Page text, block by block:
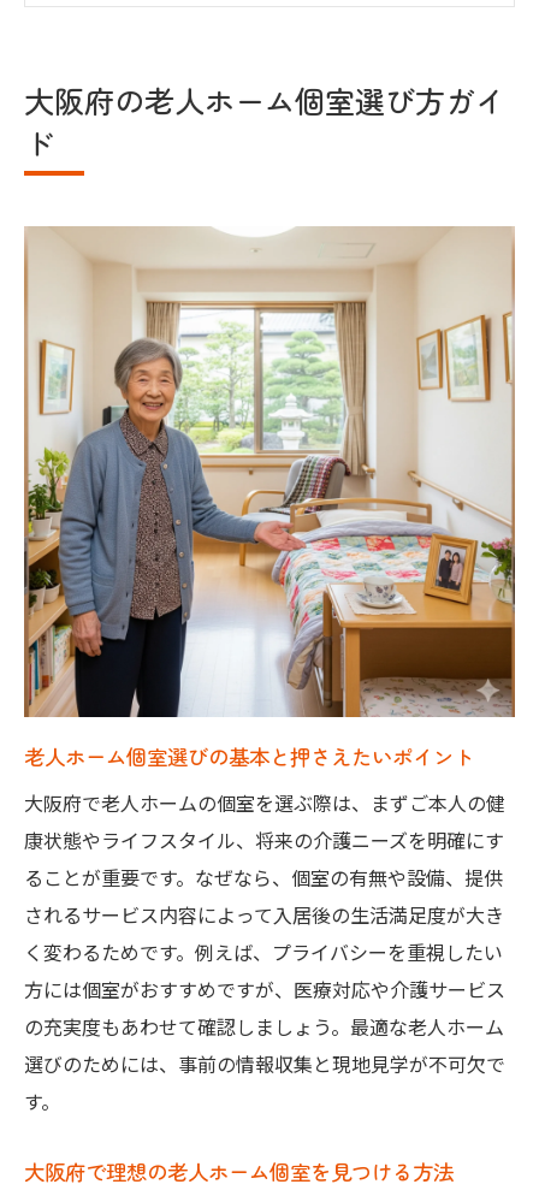
個室老人ホームの入居条件や注意点を解説
老人ホーム個室がもたらす安心と快適な生
プライバシー重視の老人ホーム個室の特徴
個室が充実した老人ホームの人気理由とは
老人ホーム個室で叶える自立した毎日
老人ホーム個室で得られるサービスの違い
家族も安心できる老人ホーム個室の魅力
自立型老人ホームを探す際の注意点
自立型老人ホームの特徴と選び方のコツ
大阪の自立型老人ホーム費用の目安を解説
老人ホーム自立型と介護型の違いを理解す
自立型老人ホームの入居条件と注意点
ト
家族と一緒に入居できる自立型老人ホーム
とは
国民年金で利用できる老人ホーム事情
国民年金で利用可能な老人ホームの種類
大阪府で選べる国民年金対応老人ホーム
老人ホーム個室と国民年金での入居条件
大阪府の老人ホーム個室選び方ガイ
ド
老人ホーム個室選びの基本と押さえたいポイント
大阪府で老人ホームの個室を選ぶ際は、まずご本人の健
康状態やライフスタイル、将来の介護ニーズを明確にす
ることが重要です。なぜなら、個室の有無や設備、提供
されるサービス内容によって入居後の生活満足度が大き
く変わるためです。例えば、プライバシーを重視したい
方には個室がおすすめですが、医療対応や介護サービス
の充実度もあわせて確認しましょう。最適な老人ホーム
選びのためには、事前の情報収集と現地見学が不可欠で
す。
大阪府で理想の老人ホーム個室を見つける方法